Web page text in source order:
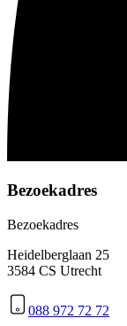
Bezoekadres
Bezoekadres
Heidelberglaan 25
3584 CS Utrecht
088 972 72 72